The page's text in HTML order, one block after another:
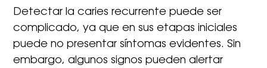
Detectar la caries recurrente puede ser
complicado, ya que en sus etapas iniciales
puede no presentar síntomas evidentes. Sin
embargo, algunos signos pueden alertar